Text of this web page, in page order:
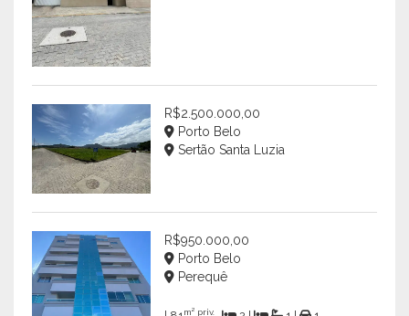
R$2.500.000,00
Porto Belo
Sertão Santa Luzia
R$950.000,00
Porto Belo
Perequê
m² priv.